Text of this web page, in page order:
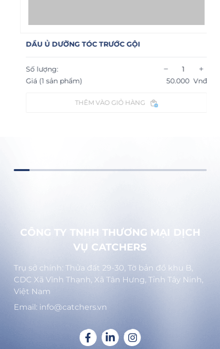
DẦU Ủ DƯỠNG TÓC TRƯỚC GỘI
Số lượng:
Giá (1 sản phẩm) 50.000Vnđ
THÊM VÀO GIỎ HÀNG
CÔNG TY TNHH THƯƠNG MẠI DỊCH
VỤ CATCHERS
Trụ sở chính: Thửa đất 29-30, Tờ bản đồ khu B,
CDC Xã Vĩnh Thạnh, Xã Tân Hưng, Tỉnh Tây Ninh,
Việt Nam
Email: info@catchers.vn